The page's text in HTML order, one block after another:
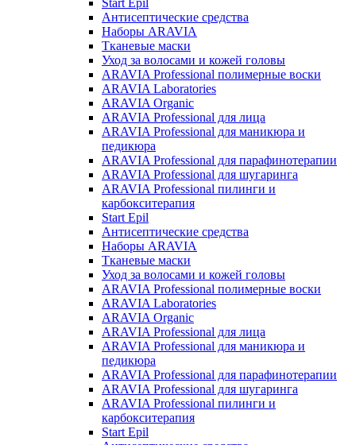
Start Epil
Антисептические средства
Наборы ARAVIA
Тканевые маски
Уход за волосами и кожей головы
ARAVIA Professional полимерные воски
ARAVIA Laboratories
ARAVIA Organic
ARAVIA Professional для лица
ARAVIA Professional для маникюра и
педикюра
ARAVIA Professional для парафинотерапии
ARAVIA Professional для шугаринга
ARAVIA Professional пилинги и
карбокситерапия
Start Epil
Антисептические средства
Наборы ARAVIA
Тканевые маски
Уход за волосами и кожей головы
ARAVIA Professional полимерные воски
ARAVIA Laboratories
ARAVIA Organic
ARAVIA Professional для лица
ARAVIA Professional для маникюра и
педикюра
ARAVIA Professional для парафинотерапии
ARAVIA Professional для шугаринга
ARAVIA Professional пилинги и
карбокситерапия
Start Epil